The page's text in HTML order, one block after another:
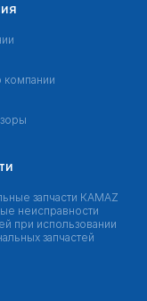
компании
запчасти КAMAZ
неисправности
при использовании
запчастей